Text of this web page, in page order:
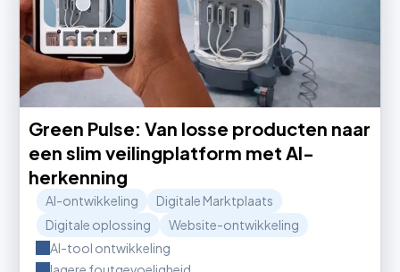
Green Pulse: Van losse producten naar
een slim veilingplatform met AI-
herkenning
AI-ontwikkeling
Digitale Marktplaats
Digitale oplossing
Website-ontwikkeling
AI-tool ontwikkeling